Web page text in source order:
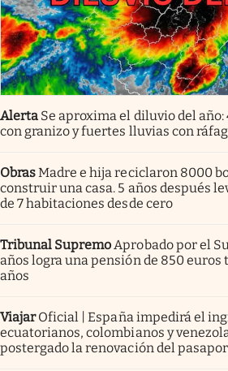
Alerta Se aproxima el diluvio del
con granizo y fuertes lluvias con
ObrasMadre e hija reciclaron 8000
construir una casa. 5 años después
de 7 habitaciones desde cero
Tribunal Supremo Aprobado por el
años logra una pensión de 850 euros
años
Viajar Oficial | España impedirá el
ecuatorianos, colombianos y
postergado la renovación del